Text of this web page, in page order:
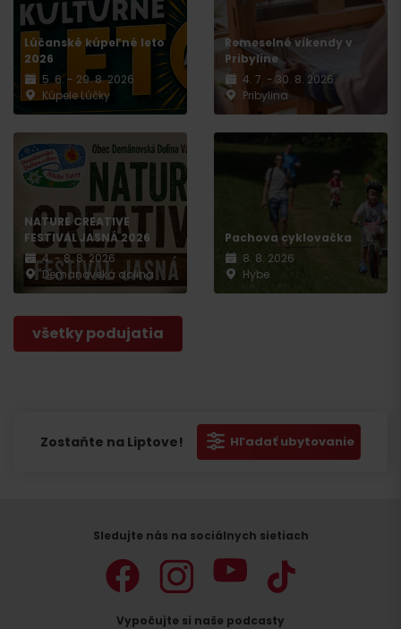
Lúčanské kúpeľné leto
2026
5. 6. - 29. 8. 2026
Kúpele Lúčky
Remeselné víkendy v
Pribyline
4. 7. - 30. 8. 2026
Pribylina
NATURE CREATIVE
FESTIVAL JASNÁ 2026
4. - 8. 8. 2026
Demänovská dolina
Pachova cyklovačka
8. 8. 2026
Hybe
všetky podujatia
Zostaňte na Liptove! Hľadať ubytovanie
Sledujte nás na sociálnych sietiach
Vypočujte si naše podcasty